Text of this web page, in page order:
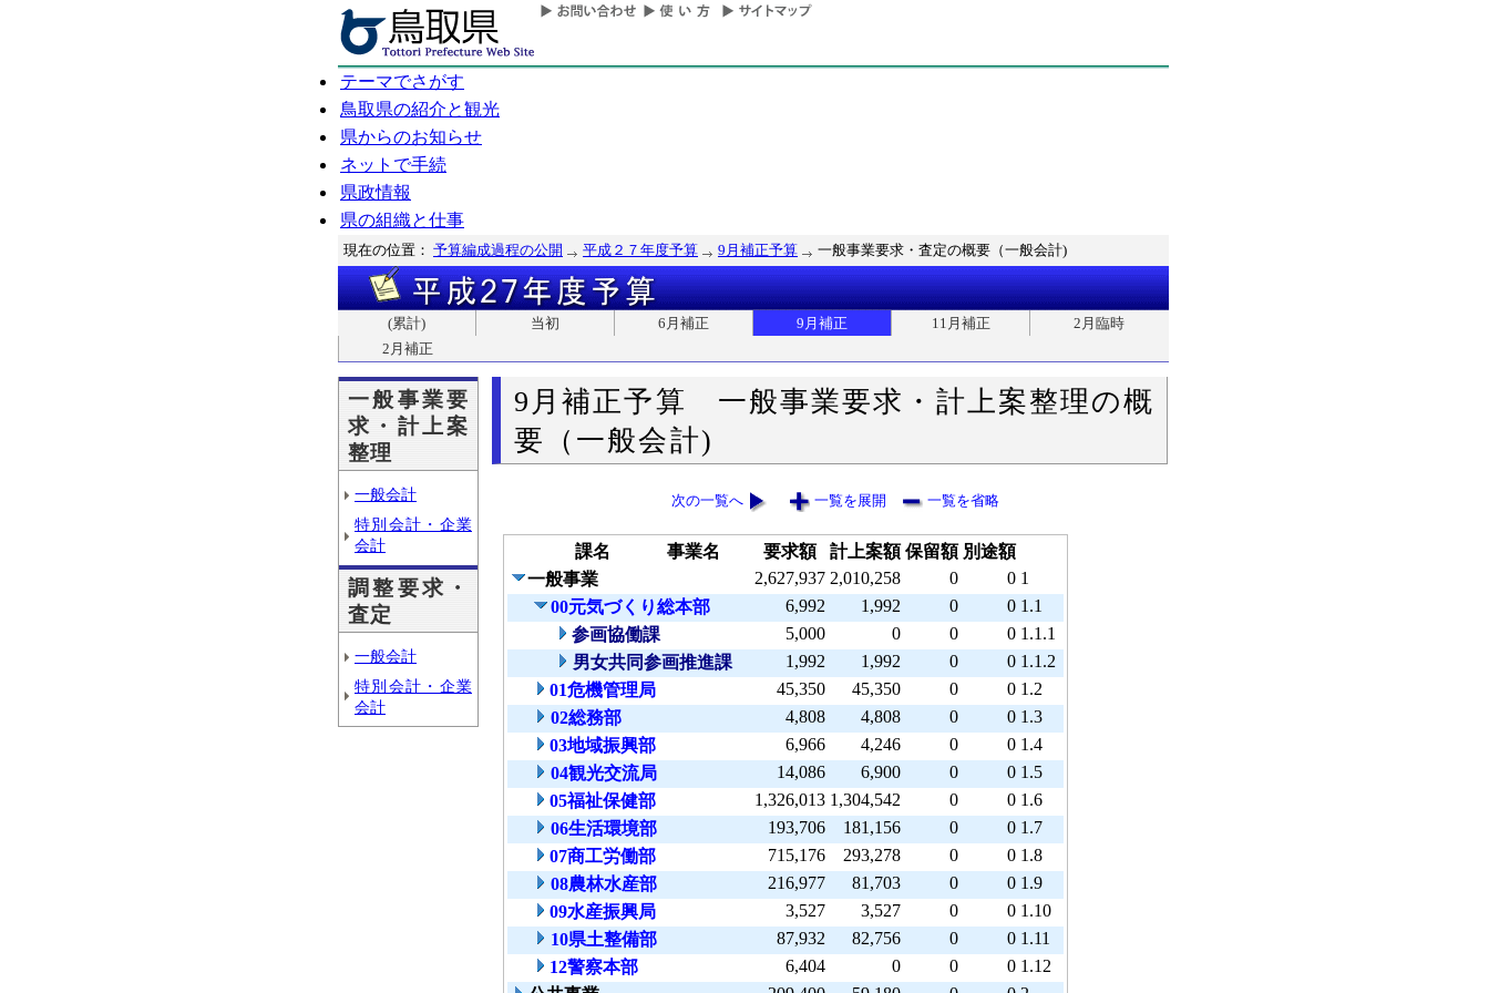
テーマでさがす
鳥取県の紹介と観光
県からのお知らせ
ネットで手続
県政情報
県の組織と仕事
現在の位置： 予算編成過程の公開 平成２７年度予算 9月補正予算 一般事業要求・査定の概要（一般会計)
(累計) 当初 6月補正 9月補正 11月補正
2月臨時
2月補正
一般事業要
求・計上案
整理
一般会計
特別会計・企業
会計
調整要求・
査定
一般会計
特別会計・企業
会計
9月補正予算 一般事業要求・計上案整理の概
要（一般会計)
次の一覧へ 一覧を展開 一覧を省略
課名 事業名 要求額 計上案額 保留額 別途額
一般事業
2,627,937 2,010,258 0 0 1
00元気づくり総本部
6,992 1,992 0 0 1.1
参画協働課
5,000 0 0 0 1.1.1
男女共同参画推進課
1,992 1,992 0 0 1.1.2
01危機管理局
45,350 45,350 0 0 1.2
02総務部
4,808 4,808 0 0 1.3
03地域振興部
6,966 4,246 0 0 1.4
04観光交流局
14,086 6,900 0 0 1.5
05福祉保健部
1,326,013 1,304,542 0 0 1.6
06生活環境部
193,706 181,156 0 0 1.7
07商工労働部
715,176 293,278 0 0 1.8
08農林水産部
216,977 81,703 0 0 1.9
09水産振興局
3,527 3,527 0 0 1.10
10県土整備部
87,932 82,756 0 0 1.11
12警察本部
6,404 0 0 0 1.12